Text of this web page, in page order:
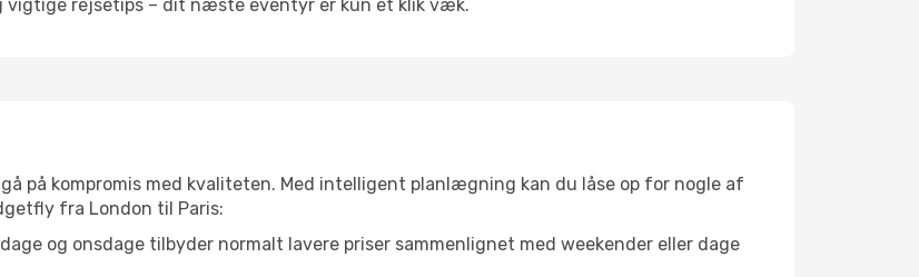
rejsetips – dit næste eventyr er kun et klik væk.
på kompromis med kvaliteten. Med intelligent planlægning kan du låse op for nogle af
fra London til Paris:
og onsdage tilbyder normalt lavere priser sammenlignet med weekender eller dage